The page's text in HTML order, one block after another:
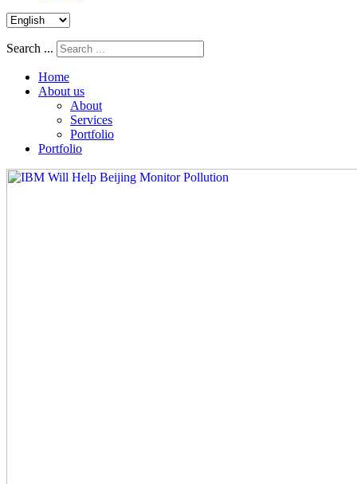
Search ...
Home
About us
About
Services
Portfolio
Portfolio